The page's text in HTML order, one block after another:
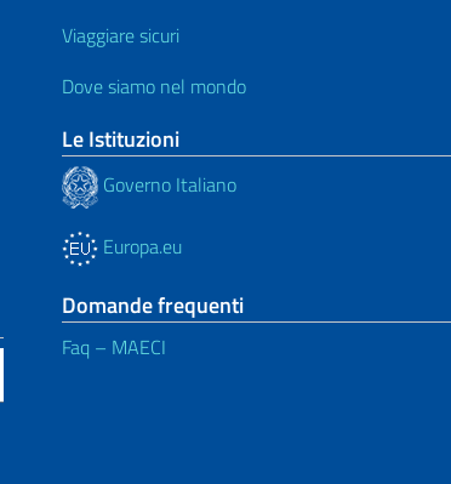
Viaggiare sicuri
Dove siamo nel mondo
Le Istituzioni
Governo Italiano
Europa.eu
Domande frequenti
Faq – MAECI